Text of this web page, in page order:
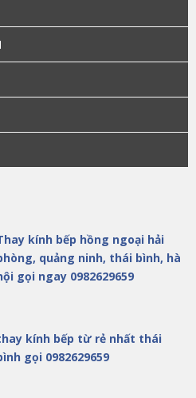
kính bếp hồng ngoại hải
quảng ninh, thái bình, hà
gọi ngay 0982629659
kính bếp từ rẻ nhất thái
gọi 0982629659